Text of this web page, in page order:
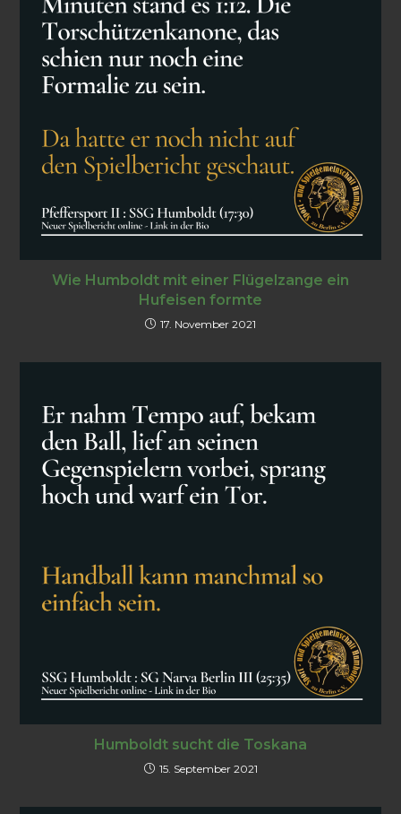
Wie Humboldt mit einer Flügelzange ein
Hufeisen formte
17. November 2021
Humboldt sucht die Toskana
15. September 2021